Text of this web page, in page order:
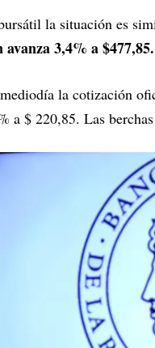
la situación es
3,4% a $477,85.
la cotización
a $ 220,85. Las